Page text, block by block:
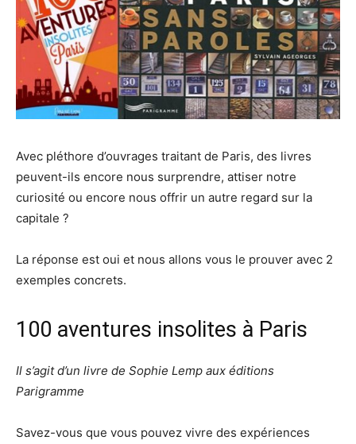
Avec pléthore d’ouvrages traitant de Paris, des livres
peuvent-ils encore nous surprendre, attiser notre
curiosité ou encore nous offrir un autre regard sur la
capitale ?
La réponse est oui et nous allons vous le prouver avec 2
exemples concrets.
100 aventures insolites à Paris
Il s’agit d’un livre de Sophie Lemp aux éditions
Parigramme
Savez-vous que vous pouvez vivre des expériences